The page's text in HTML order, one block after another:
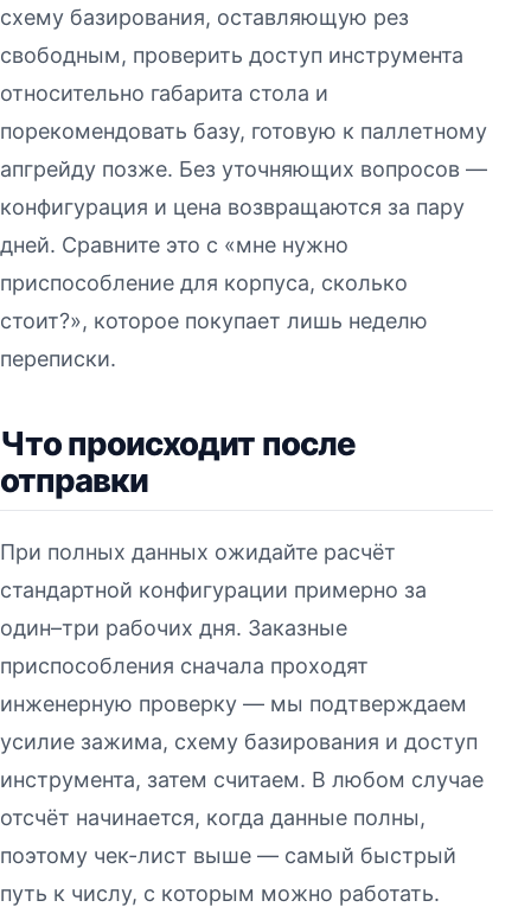
схему базирования, оставляющую рез
свободным, проверить доступ инструмента
относительно габарита стола и
порекомендовать базу, готовую к паллетному
апгрейду позже. Без уточняющих вопросов —
конфигурация и цена возвращаются за пару
дней. Сравните это с «мне нужно
приспособление для корпуса, сколько
стоит?», которое покупает лишь неделю
переписки.
Что происходит после
отправки
При полных данных ожидайте расчёт
стандартной конфигурации примерно за
один–три рабочих дня. Заказные
приспособления сначала проходят
инженерную проверку — мы подтверждаем
усилие зажима, схему базирования и доступ
инструмента, затем считаем. В любом случае
отсчёт начинается, когда данные полны,
поэтому чек-лист выше — самый быстрый
путь к числу, с которым можно работать.